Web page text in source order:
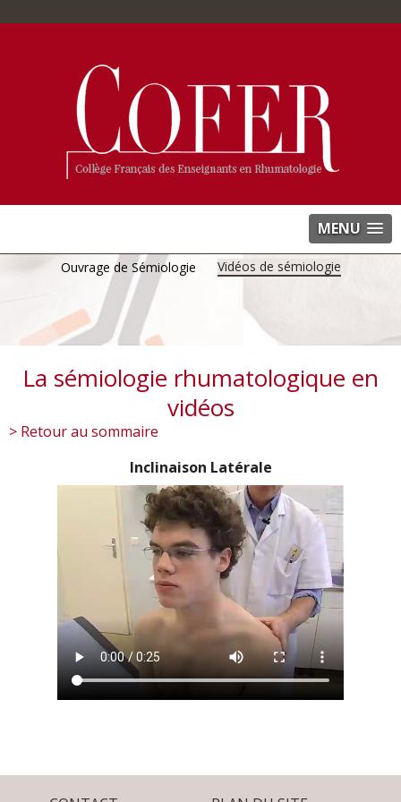
MENU
Ouvrage de Sémiologie Vidéos de sémiologie
La sémiologie rhumatologique en
vidéos
> Retour au sommaire
Inclinaison Latérale